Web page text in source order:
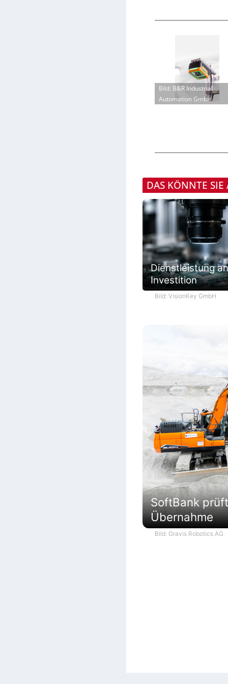
Bild: B&R Industrial
Automation GmbH
DAS KÖNNTE SIE
Dienstleistung
Investition
Bild: VisionKey GmbH
SoftBank
Übernahme
Bild: Gravis Robotics AG